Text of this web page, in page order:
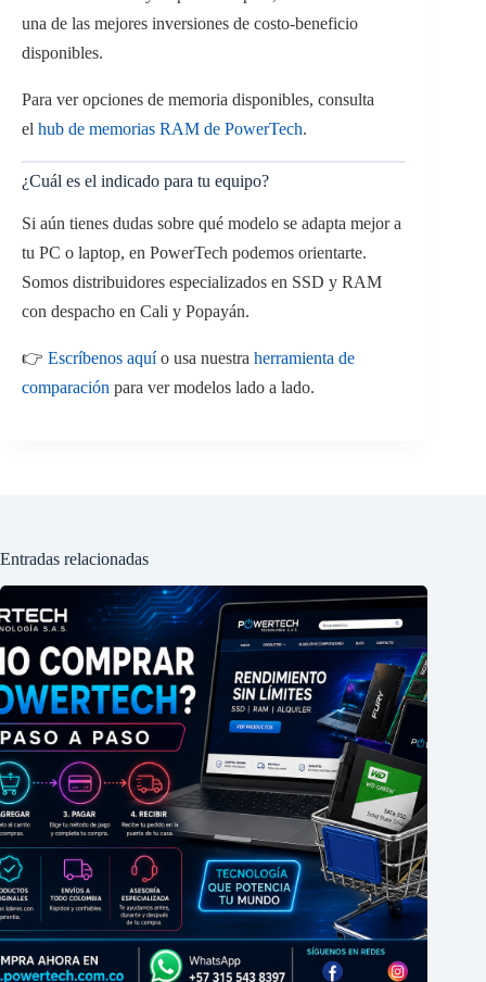
una de las mejores inversiones de costo-beneficio
disponibles.
Para ver opciones de memoria disponibles, consulta
el hub de memorias RAM de PowerTech.
¿Cuál es el indicado para tu equipo?
Si aún tienes dudas sobre qué modelo se adapta mejor a
tu PC o laptop, en PowerTech podemos orientarte.
Somos distribuidores especializados en SSD y RAM
con despacho en Cali y Popayán.
👉 Escríbenos aquío usa nuestra herramienta de
comparación para ver modelos lado a lado.
Entradas relacionadas